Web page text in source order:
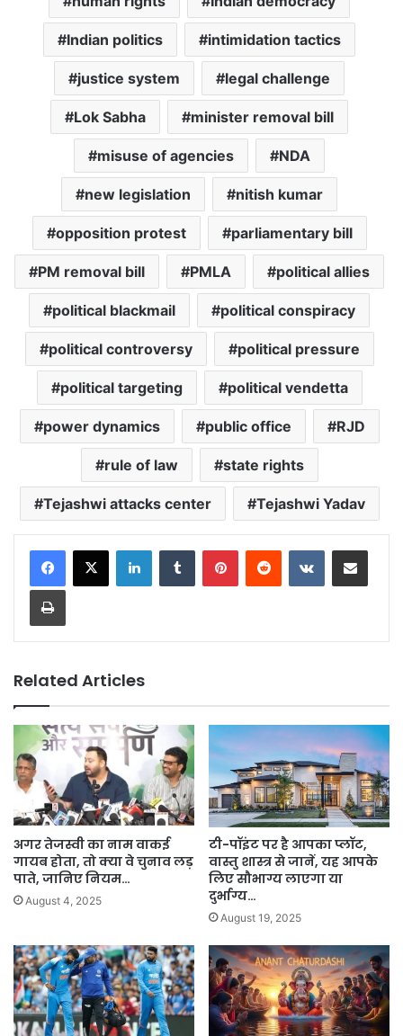
Indian politics intimidation tactics
justice system legal challenge
Lok Sabha minister removal bill
misuse of agencies NDA
new legislation nitish kumar
opposition protest parliamentary bill
PM removal bill PMLA political allies
political blackmail political conspiracy
political controversy political pressure
political targeting political vendetta
power dynamics public office RJD
rule of law state rights
Tejashwi attacks center Tejashwi Yadav
LinkedInTumblr PinterestReddit VKontakteShare via Email
Print
Related Articles
अगर तेजस्वी का नाम वाकई
गायब होता, तो क्या वे चुनाव लड़
पाते, जानिए नियम…
August 4, 2025
टी-पॉइंट पर है आपका प्लॉट,
वास्तु शास्त्र से जानें, यह आपके
लिए सौभाग्य लाएगा या
दुर्भाग्य…
August 19, 2025